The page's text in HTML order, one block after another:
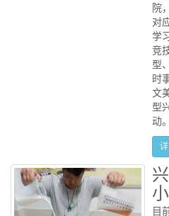
院
对
学
竞
型
时
文
型
动。
目